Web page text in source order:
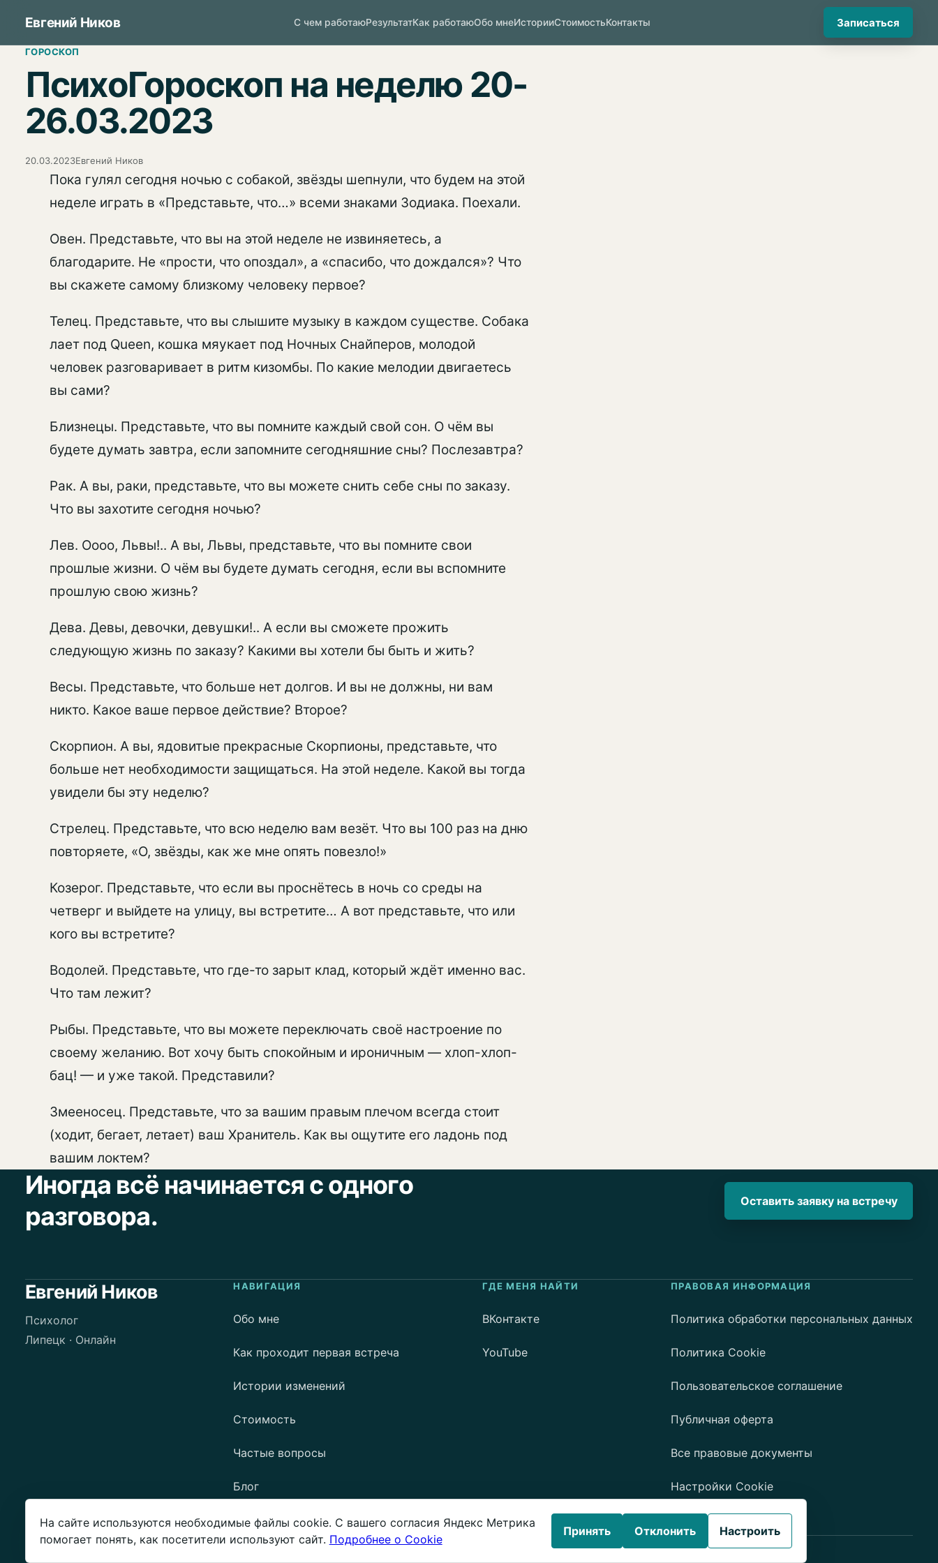
содержимому
Евгений Ников С чем работаюРезультатКак работаюОбо мнеИсторииСтоимостьКонтакты Записаться
ГОРОСКОП
ПсихоГороскоп на неделю 20-
26.03.2023
20.03.2023Евгений Ников
Пока гулял сегодня ночью с собакой, звёзды шепнули, что будем на этой
неделе играть в «Представьте, что…» всеми знаками Зодиака. Поехали.
Овен. Представьте, что вы на этой неделе не извиняетесь, а
благодарите. Не «прости, что опоздал», а «спасибо, что дождался»? Что
вы скажете самому близкому человеку первое?
Телец. Представьте, что вы слышите музыку в каждом существе. Собака
лает под Queen, кошка мяукает под Ночных Снайперов, молодой
человек разговаривает в ритм кизомбы. По какие мелодии двигаетесь
вы сами?
Близнецы. Представьте, что вы помните каждый свой сон. О чём вы
будете думать завтра, если запомните сегодняшние сны? Послезавтра?
Рак. А вы, раки, представьте, что вы можете снить себе сны по заказу.
Что вы захотите сегодня ночью?
Лев. Оооо, Львы!.. А вы, Львы, представьте, что вы помните свои
прошлые жизни. О чём вы будете думать сегодня, если вы вспомните
прошлую свою жизнь?
Дева. Девы, девочки, девушки!.. А если вы сможете прожить
следующую жизнь по заказу? Какими вы хотели бы быть и жить?
Весы. Представьте, что больше нет долгов. И вы не должны, ни вам
никто. Какое ваше первое действие? Второе?
Скорпион. А вы, ядовитые прекрасные Скорпионы, представьте, что
больше нет необходимости защищаться. На этой неделе. Какой вы тогда
увидели бы эту неделю?
Стрелец. Представьте, что всю неделю вам везёт. Что вы 100 раз на дню
повторяете, «О, звёзды, как же мне опять повезло!»
Козерог. Представьте, что если вы проснётесь в ночь со среды на
четверг и выйдете на улицу, вы встретите… А вот представьте, что или
кого вы встретите?
Водолей. Представьте, что где-то зарыт клад, который ждёт именно вас.
Что там лежит?
Рыбы. Представьте, что вы можете переключать своё настроение по
своему желанию. Вот хочу быть спокойным и ироничным — хлоп-хлоп-
бац! — и уже такой. Представили?
Змееносец. Представьте, что за вашим правым плечом всегда стоит
(ходит, бегает, летает) ваш Хранитель. Как вы ощутите его ладонь под
вашим локтем?
Иногда всё начинается с одного
разговора.
Оставить заявку на встречу
Евгений Ников
Психолог
Липецк · Онлайн
НАВИГАЦИЯ
Обо мне
Как проходит первая встреча
Истории изменений
Стоимость
Частые вопросы
Блог
Контакты
ГДЕ МЕНЯ НАЙТИ
ВКонтакте
YouTube
ПРАВОВАЯ ИНФОРМАЦИЯ
Политика обработки персональных данных
Политика Cookie
Пользовательское соглашение
Публичная оферта
Все правовые документы
Настройки Cookie
На сайте используются необходимые файлы cookie. С вашего согласия Яндекс Метрика
помогает понять, как посетители используют сайт. Подробнее о Cookie
Принять Отклонить Настроить